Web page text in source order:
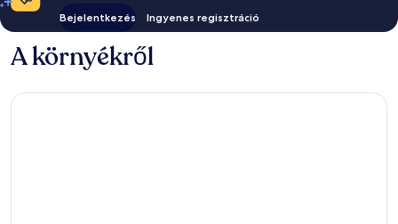
Bejelentkezés Ingyenes regisztráció
A környékről